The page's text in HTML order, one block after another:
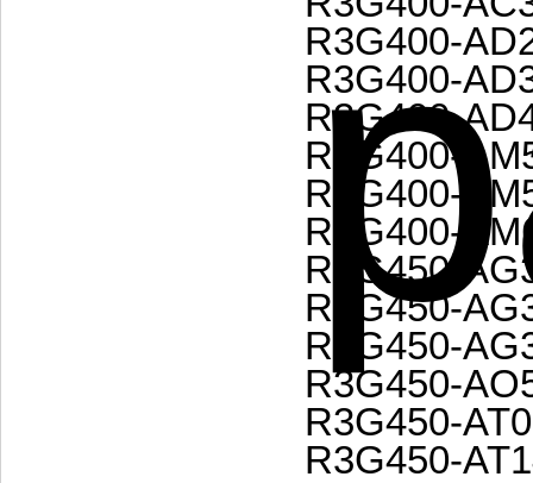
R3G400-
R3G400-
R3G400-
R3G400-
R3G400-
R3G400-
R3G450-
R3G450-
R3G450-
R3G450-
R3G450-
R3G450-